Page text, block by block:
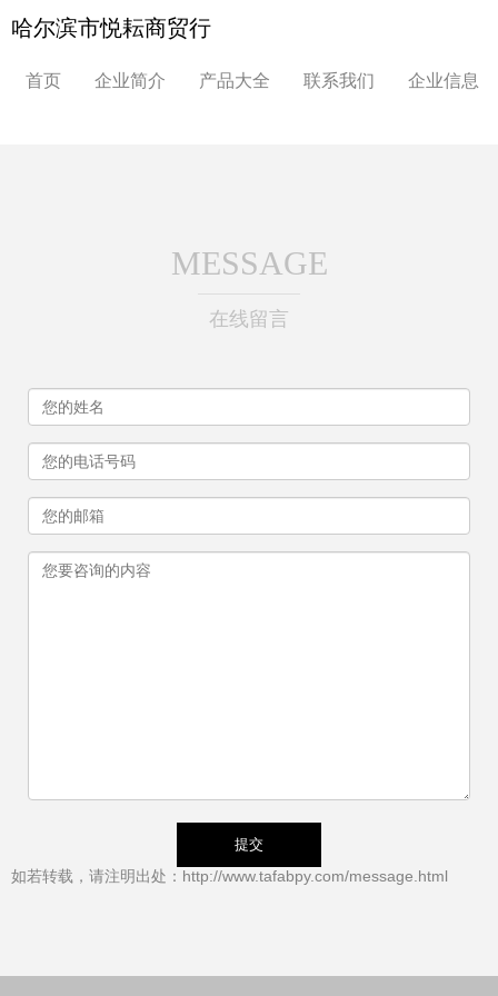
哈尔滨市悦耘商贸行
首页 企业简介 产品大全 联系我们 企业信息
MESSAGE
在线留言
如若转载，请注明出处：http://www.tafabpy.com/message.html